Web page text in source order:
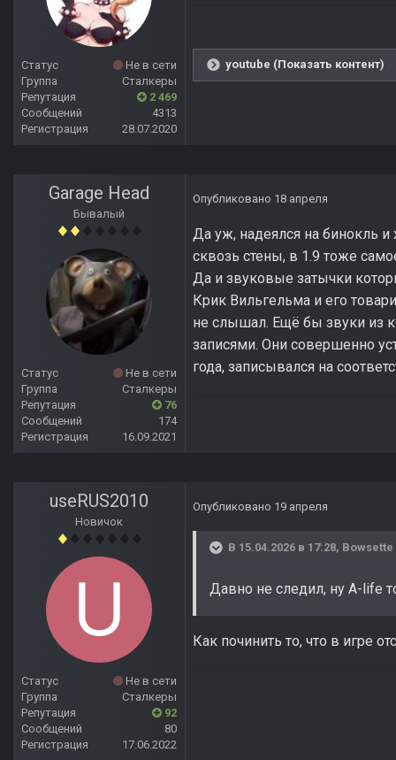
Статус
Не в сети
Группа
Сталкеры
Репутация
2 469
Сообщений
4313
Регистрация
28.07.2020
youtube (Показать контент)
Garage Head
Бывалый
Статус
Не в сети
Группа
Сталкеры
Репутация
76
Сообщений
174
Регистрация
16.09.2021
Опубликовано 18 апреля
Да уж, надеялся на бинокль и
сквозь стены, в 1.9 тоже
Да и звуковые затычки
Крик Вильгельма и его
не слышал. Ещё бы звуки из
записями. Они совершенно
года, записывался на
useRUS2010
Новичок
Статус
Не в сети
Группа
Сталкеры
Репутация
92
Сообщений
80
Регистрация
17.06.2022
Опубликовано 19 апреля
В 15.04.2026 в 17:28, Bowsette
Давно не следил, ну A-life
Как починить то, что в игре